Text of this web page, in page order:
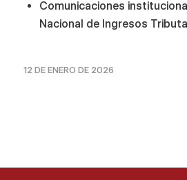
Comunicaciones
Nacional de Ingresos
12 DE ENERO DE 2026